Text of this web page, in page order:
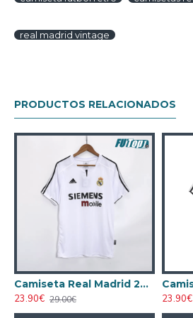
real madrid vintage
PRODUCTOS RELACIONADOS
Camiseta Real Madrid 2003/04 Local Retro Blanco
23.90€ 29.00€
23.90€